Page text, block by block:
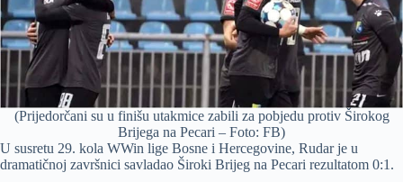
(Prijedorčani su u finišu utakmice zabili za pobjedu protiv Širokog
Brijega na Pecari – Foto: FB)
U susretu 29. kola WWin lige Bosne i Hercegovine, Rudar je u
dramatičnoj završnici savladao Široki Brijeg na Pecari rezultatom 0:1.